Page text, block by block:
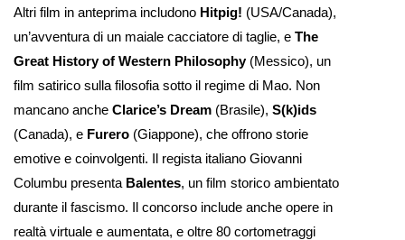
Altri film in anteprima includono Hitpig! (USA/Canada),
un’avventura di un maiale cacciatore di taglie, e The
Great History of Western Philosophy(Messico), un
film satirico sulla filosofia sotto il regime di Mao. Non
mancano anche Clarice’s Dream (Brasile), S(k)ids
(Canada), e Furero (Giappone), che offrono storie
emotive e coinvolgenti. Il regista italiano Giovanni
Columbu presenta Balentes, un film storico ambientato
durante il fascismo. Il concorso include anche opere in
realtà virtuale e aumentata, e oltre 80 cortometraggi